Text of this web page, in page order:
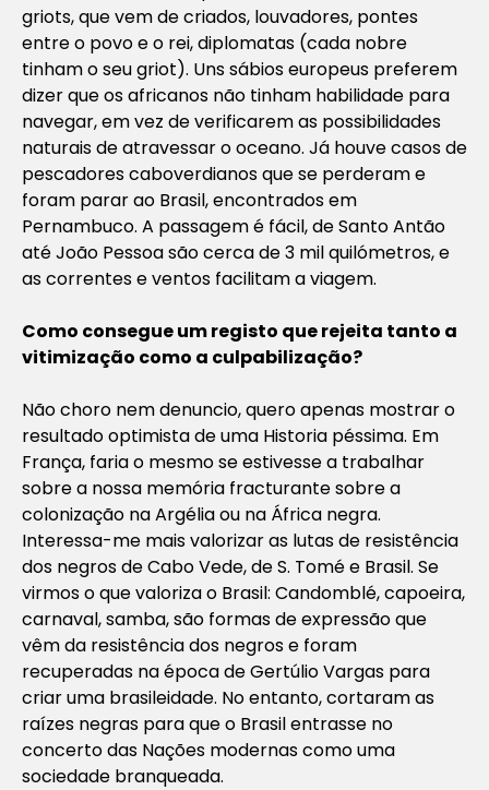
griots, que vem de criados, louvadores, pontes
entre o povo e o rei, diplomatas (cada nobre
tinham o seu griot). Uns sábios europeus preferem
dizer que os africanos não tinham habilidade para
navegar, em vez de verificarem as possibilidades
naturais de atravessar o oceano. Já houve casos de
pescadores caboverdianos que se perderam e
foram parar ao Brasil, encontrados em
Pernambuco. A passagem é fácil, de Santo Antão
até João Pessoa são cerca de 3 mil quilómetros, e
as correntes e ventos facilitam a viagem.
Como consegue um registo que rejeita tanto a
vitimização como a culpabilização?
Não choro nem denuncio, quero apenas mostrar o
resultado optimista de uma Historia péssima. Em
França, faria o mesmo se estivesse a trabalhar
sobre a nossa memória fracturante sobre a
colonização na Argélia ou na África negra.
Interessa-me mais valorizar as lutas de resistência
dos negros de Cabo Vede, de S. Tomé e Brasil. Se
virmos o que valoriza o Brasil: Candomblé, capoeira,
carnaval, samba, são formas de expressão que
vêm da resistência dos negros e foram
recuperadas na época de Gertúlio Vargas para
criar uma brasileidade. No entanto, cortaram as
raízes negras para que o Brasil entrasse no
concerto das Nações modernas como uma
sociedade branqueada.